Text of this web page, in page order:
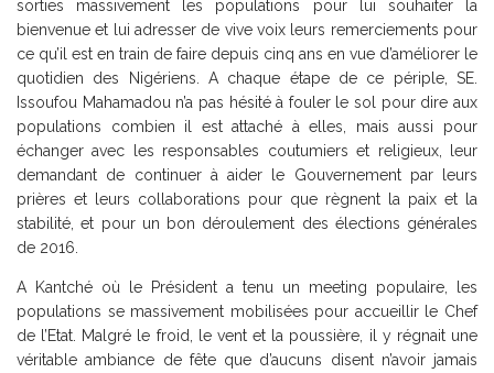
sorties massivement les populations pour lui souhaiter la
bienvenue et lui adresser de vive voix leurs remerciements pour
ce qu’il est en train de faire depuis cinq ans en vue d’améliorer le
quotidien des Nigériens. A chaque étape de ce périple, SE.
Issoufou Mahamadou n’a pas hésité à fouler le sol pour dire aux
populations combien il est attaché à elles, mais aussi pour
échanger avec les responsables coutumiers et religieux, leur
demandant de continuer à aider le Gouvernement par leurs
prières et leurs collaborations pour que règnent la paix et la
stabilité, et pour un bon déroulement des élections générales
de 2016.
A Kantché où le Président a tenu un meeting populaire, les
populations se massivement mobilisées pour accueillir le Chef
de l’Etat. Malgré le froid, le vent et la poussière, il y régnait une
véritable ambiance de fête que d’aucuns disent n’avoir jamais